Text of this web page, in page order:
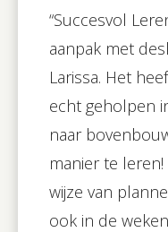
“Succesvol
aanpak met
Larissa. Het
echt geholpen
naar
manier te
wijze van
ook in de